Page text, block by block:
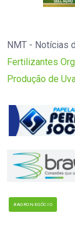
NMT - Notícias
Fertilizantes
Produção de
#AGRONEGÓCIO